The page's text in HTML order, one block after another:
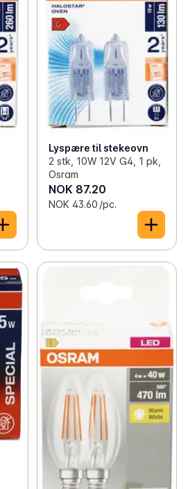
Lyspære til stekeovn
2 stk, 10W 12V G4, 1 pk,
Osram
NOK 87.20
NOK 43.60 /pc.